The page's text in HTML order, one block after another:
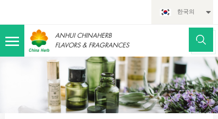
한국의
ANHUI CHINAHERB
FLAVORS & FRAGRANCES